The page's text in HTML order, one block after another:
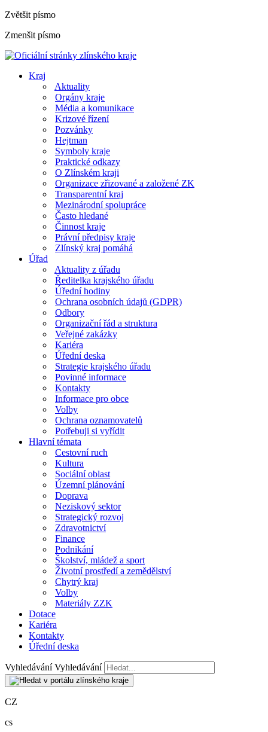
Zvětšit písmo
Zmenšit písmo
Kraj
Aktuality
Orgány kraje
Média a komunikace
Krizové řízení
Pozvánky
Hejtman
Symboly kraje
Praktické odkazy
O Zlínském kraji
Organizace zřizované a založené ZK
Transparentní kraj
Mezinárodní spolupráce
Často hledané
Činnost kraje
Právní předpisy kraje
Zlínský kraj pomáhá
Úřad
Aktuality z úřadu
Ředitelka krajského úřadu
Úřední hodiny
Ochrana osobních údajů (GDPR)
Odbory
Organizační řád a struktura
Veřejné zakázky
Kariéra
Úřední deska
Strategie krajského úřadu
Povinné informace
Kontakty
Informace pro obce
Volby
Ochrana oznamovatelů
Potřebuji si vyřídit
Hlavní témata
Cestovní ruch
Kultura
Sociální oblast
Územní plánování
Doprava
Neziskový sektor
Strategický rozvoj
Zdravotnictví
Finance
Podnikání
Školství, mládež a sport
Životní prostředí a zemědělství
Chytrý kraj
Volby
Materiály ZZK
Dotace
Kariéra
Kontakty
Úřední deska
Vyhledávání Vyhledávání
CZ
cs